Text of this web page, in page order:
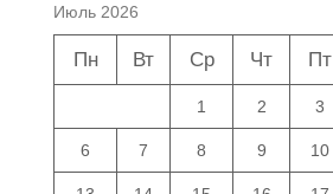
Июль 2026
Пн Вт Ср Чт Пт
1 2 3
6 7 8 9 10